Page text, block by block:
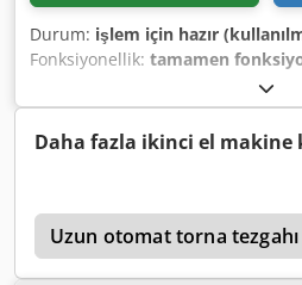
Durum: işlem için hazır
Fonksiyonellik: tamamen
konumları: T01-02-03-04 / T22-23
yenilenen Iemca Boss 332E/32 ile
pens / kılavuz burcu - MSC-501
zaman yağ ile çalışmıştır.
Daha fazla ikinci el makine
Uzun otomat torna tezgahı